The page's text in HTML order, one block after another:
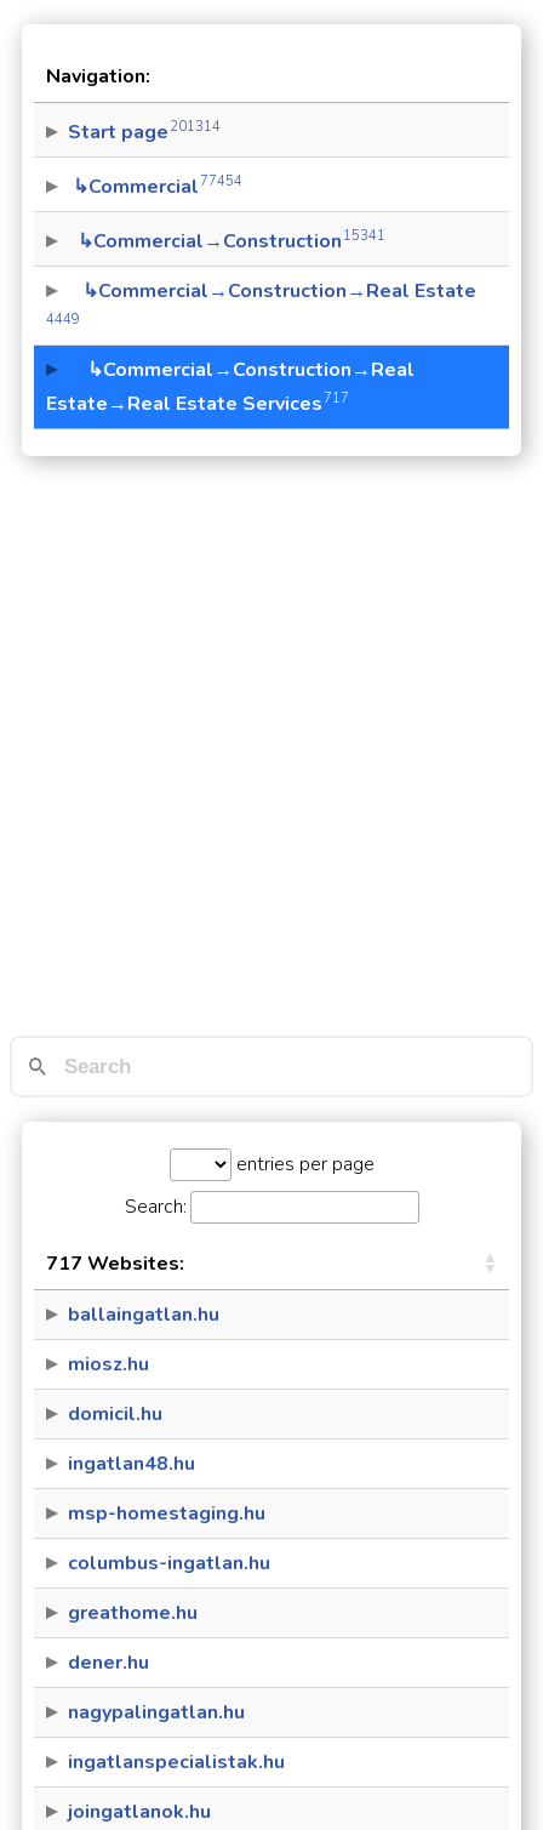
Navigation:
Start page 201314
↳Commercial77454
↳Commercial→Construction 15341
↳Commercial→Construction→Real Estate
4449
↳Commercial→Construction→Real
Estate→Real Estate Services717
entries per page
Search:
717 Websites:
ballaingatlan.hu
miosz.hu
domicil.hu
ingatlan48.hu
msp-homestaging.hu
columbus-ingatlan.hu
greathome.hu
dener.hu
nagypalingatlan.hu
ingatlanspecialistak.hu
joingatlanok.hu